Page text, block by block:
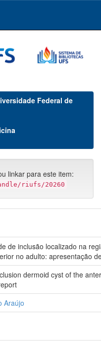
Federal de
linkar para este item:
riufs/20260
de inclusão localizado na
no adulto: apresentação
dermoid cyst of the
Araújo